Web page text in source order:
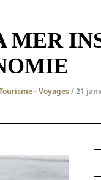
MER
- Voyages/ 21